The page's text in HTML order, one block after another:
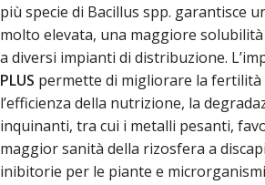
più specie di Bacillus spp. garantisce
molto elevata, una maggiore
a diversi impianti di distribuzione.
PLUS permette di migliorare la
l’efficienza della nutrizione, la
inquinanti, tra cui i metalli pesanti,
maggior sanità della rizosfera a
inibitorie per le piante e